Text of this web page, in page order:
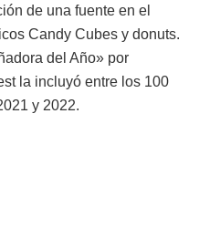
de una fuente en el
Candy Cubes y donuts.
del Año» por
la incluyó entre los 100
y 2022.